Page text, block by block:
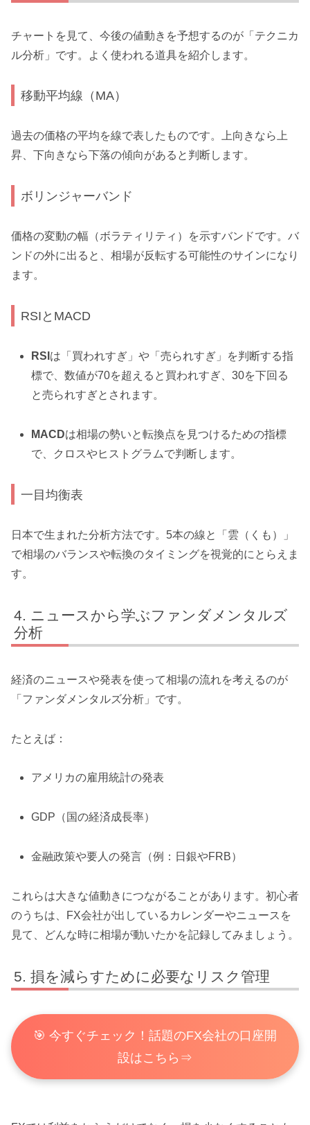
チャートを見て、今後の値動きを予想するのが「テクニカ
ル分析」です。よく使われる道具を紹介します。
移動平均線（MA）
過去の価格の平均を線で表したものです。上向きなら上
昇、下向きなら下落の傾向があると判断します。
ボリンジャーバンド
価格の変動の幅（ボラティリティ）を示すバンドです。バ
ンドの外に出ると、相場が反転する可能性のサインになり
ます。
RSIとMACD
RSI は「買われすぎ」や「売られすぎ」を判断する指
標で、数値が70を超えると買われすぎ、30を下回る
と売られすぎとされます。
MACDは相場の勢いと転換点を見つけるための指標
で、クロスやヒストグラムで判断します。
一目均衡表
日本で生まれた分析方法です。5本の線と「雲（くも）」
で相場のバランスや転換のタイミングを視覚的にとらえま
す。
ニュースから学ぶファンダメンタルズ
分析
経済のニュースや発表を使って相場の流れを考えるのが
「ファンダメンタルズ分析」です。
たとえば：
アメリカの雇用統計の発表
GDP（国の経済成長率）
金融政策や要人の発言（例：日銀やFRB）
これらは大きな値動きにつながることがあります。初心者
のうちは、FX会社が出しているカレンダーやニュースを
見て、どんな時に相場が動いたかを記録してみましょう。
損を減らすために必要なリスク管理
🎯 今すぐチェック！話題のFX会社の口座開
設はこちら⇒